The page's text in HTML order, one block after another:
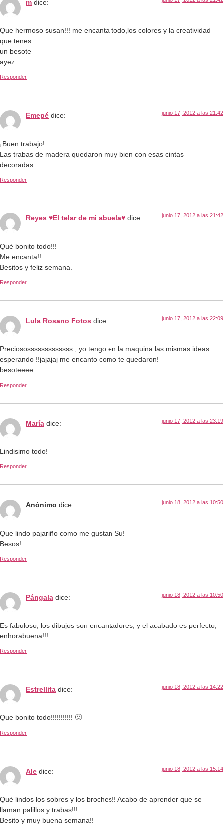
m dice:
Que hermoso susan!!! me encanta todo,los colores y la creatividad
que tenes
un besote
ayez
Responder
Emepé dice: junio 17, 2012 a las 21:42
¡Buen trabajo!
Las trabas de madera quedaron muy bien con esas cintas
decoradas…
Responder
Reyes ♥El telar de mi abuela♥ dice: junio 17, 2012 a las 21:42
Qué bonito todo!!!
Me encanta!!
Besitos y feliz semana.
Responder
Lula Rosano Fotos dice: junio 17, 2012 a las 22:09
Preciososssssssssssss , yo tengo en la maquina las mismas ideas
esperando !!jajajaj me encanto como te quedaron!
besoteeee
Responder
María dice: junio 17, 2012 a las 23:19
Lindisimo todo!
Responder
Anónimo dice: junio 18, 2012 a las 10:50
Que lindo pajariño como me gustan Su!
Besos!
Responder
Pángala dice: junio 18, 2012 a las 10:50
Es fabuloso, los dibujos son encantadores, y el acabado es perfecto,
enhorabuena!!!
Responder
Estrellita dice: junio 18, 2012 a las 14:22
Que bonito todo!!!!!!!!!!! 🙂
Responder
Ale dice: junio 18, 2012 a las 15:14
Qué lindos los sobres y los broches!! Acabo de aprender que se
llaman palillos y trabas!!!
Besito y muy buena semana!!